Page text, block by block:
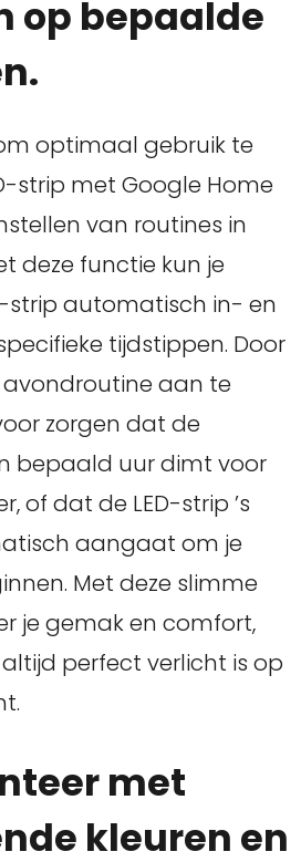
op bepaalde
optimaal gebruik te
strip met Google Home
van routines in
deze functie kun je
strip automatisch in- en
tijdstippen. Door
aan te
zorgen dat de
bepaald uur dimt voor
of dat de LED-strip ’s
aangaat om je
Met deze slimme
je gemak en comfort,
perfect verlicht is op
met
kleuren en